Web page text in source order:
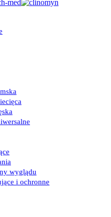
wyglądu
i ochronne